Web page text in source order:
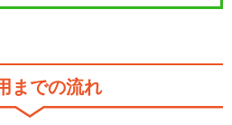
までの流れ